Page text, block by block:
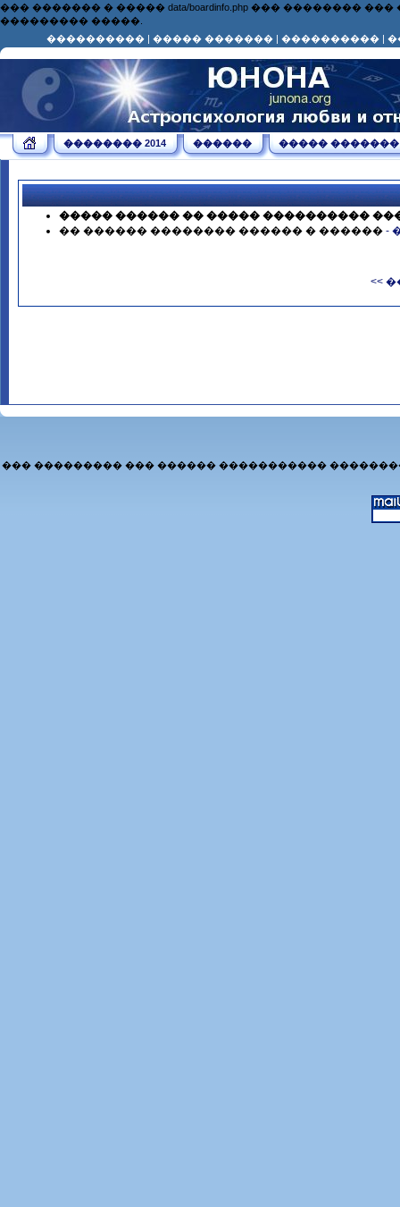
��� ������� � ����� data/boardinfo.php ���
��������� �����.
���������� | ����� ������� | ���������� |
�������� 2014 ������ ����� �������
����� ������ �� ����� ����������
�� ������ �������� ������ � ������ -
<<
��� ��������� ��� ������ �����������